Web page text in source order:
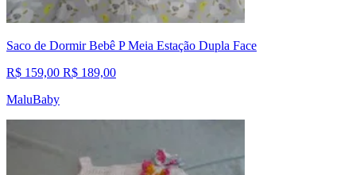
Saco de Dormir Bebê P Meia Estação Dupla Face
R$ 159,00 R$ 189,00
MaluBaby